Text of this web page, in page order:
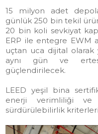
15 milyon adet
günlük 250 bin tekil
20 bin koli sevkiyat
ERP ile entegre EWM
uçtan uca dijital
aynı gün ve
güçlendirilecek.
LEED yeşil bina
enerji verimliliği ve
sürdürülebilirlik